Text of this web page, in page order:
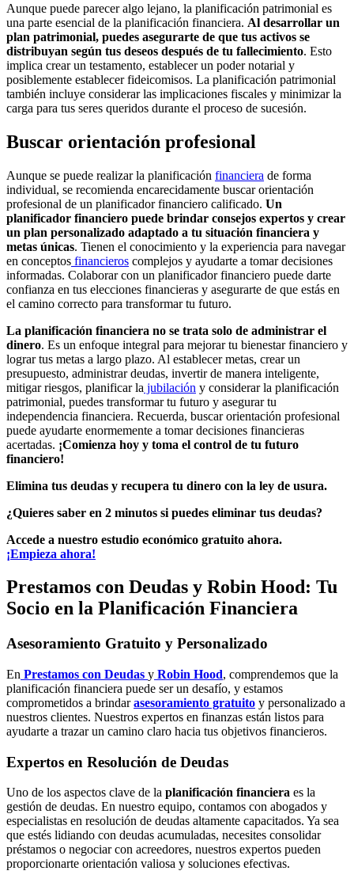
Aunque puede parecer algo lejano, la planificación patrimonial es
una parte esencial de la planificación financiera. Al desarrollar un
plan patrimonial, puedes asegurarte de que tus activos se
distribuyan según tus deseos después de tu fallecimiento. Esto
implica crear un testamento, establecer un poder notarial y
posiblemente establecer fideicomisos. La planificación patrimonial
también incluye considerar las implicaciones fiscales y minimizar la
carga para tus seres queridos durante el proceso de sucesión.
Buscar orientación profesional
Aunque se puede realizar la planificación financiera de forma
individual, se recomienda encarecidamente buscar orientación
profesional de un planificador financiero calificado. Un
planificador financiero puede brindar consejos expertos y crear
un plan personalizado adaptado a tu situación financiera y
metas únicas. Tienen el conocimiento y la experiencia para navegar
en conceptos financieros complejos y ayudarte a tomar decisiones
informadas. Colaborar con un planificador financiero puede darte
confianza en tus elecciones financieras y asegurarte de que estás en
el camino correcto para transformar tu futuro.
La planificación financiera no se trata solo de administrar el
dinero. Es un enfoque integral para mejorar tu bienestar financiero y
lograr tus metas a largo plazo. Al establecer metas, crear un
presupuesto, administrar deudas, invertir de manera inteligente,
mitigar riesgos, planificar la jubilación y considerar la planificación
patrimonial, puedes transformar tu futuro y asegurar tu
independencia financiera. Recuerda, buscar orientación profesional
puede ayudarte enormemente a tomar decisiones financieras
acertadas. ¡Comienza hoy y toma el control de tu futuro
financiero!
Elimina tus deudas y recupera tu dinero con la ley de usura.
¿Quieres saber en 2 minutos si puedes eliminar tus deudas?
Accede a nuestro estudio económico gratuito ahora.
¡Empieza ahora!
Prestamos con Deudas y Robin Hood: Tu
Socio en la Planificación Financiera
Asesoramiento Gratuito y Personalizado
En Prestamos con Deudas y Robin Hood, comprendemos que la
planificación financiera puede ser un desafío, y estamos
comprometidos a brindarasesoramiento gratuito y personalizado a
nuestros clientes. Nuestros expertos en finanzas están listos para
ayudarte a trazar un camino claro hacia tus objetivos financieros.
Expertos en Resolución de Deudas
Uno de los aspectos clave de la planificación financiera es la
gestión de deudas. En nuestro equipo, contamos con abogados y
especialistas en resolución de deudas altamente capacitados. Ya sea
que estés lidiando con deudas acumuladas, necesites consolidar
préstamos o negociar con acreedores, nuestros expertos pueden
proporcionarte orientación valiosa y soluciones efectivas.